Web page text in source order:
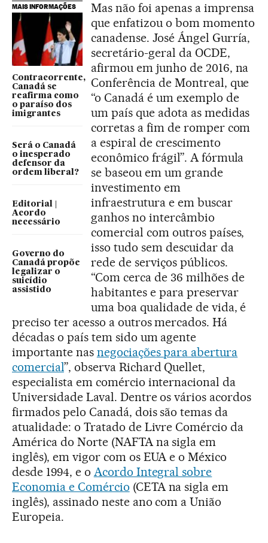
MAIS INFORMAÇÕES
Contracorrente,
Canadá se
reafirma como
o paraíso dos
imigrantes
Será o Canadá
o inesperado
defensor da
ordem liberal?
Editorial |
Acordo
necessário
Governo do
Canadá propõe
legalizar o
suicídio
assistido
Mas não foi apenas a imprensa
que enfatizou o bom momento
canadense. José Ángel Gurría,
secretário-geral da OCDE,
afirmou em junho de 2016, na
Conferência de Montreal, que
“o Canadá é um exemplo de
um país que adota as medidas
corretas a fim de romper com
a espiral de crescimento
econômico frágil”. A fórmula
se baseou em um grande
investimento em
infraestrutura e em buscar
ganhos no intercâmbio
comercial com outros países,
isso tudo sem descuidar da
rede de serviços públicos.
“Com cerca de 36 milhões de
habitantes e para preservar
uma boa qualidade de vida, é
preciso ter acesso a outros mercados. Há
décadas o país tem sido um agente
importante nas negociações para abertura
comercial”, observa Richard Quellet,
especialista em comércio internacional da
Universidade Laval. Dentre os vários acordos
firmados pelo Canadá, dois são temas da
atualidade: o Tratado de Livre Comércio da
América do Norte (NAFTA na sigla em
inglês), em vigor com os EUA e o México
desde 1994, e o Acordo Integral sobre
Economia e Comércio (CETA na sigla em
inglês), assinado neste ano com a União
Europeia.